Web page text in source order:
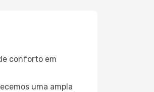
conforto em
uma ampla